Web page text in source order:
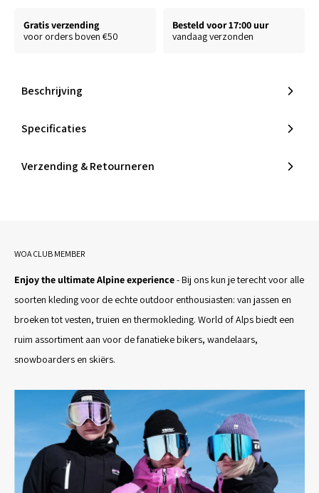
Gratis verzending
voor orders boven €50
Besteld voor 17:00 uur
vandaag verzonden
Beschrijving
Specificaties
Verzending & Retourneren
WOA CLUB MEMBER
Enjoy the ultimate Alpine experience- Bij ons kun je terecht voor alle
soorten kleding voor de echte outdoor enthousiasten: van jassen en
broeken tot vesten, truien en thermokleding. World of Alps biedt een
ruim assortiment aan voor de fanatieke bikers, wandelaars,
snowboarders en skiërs.